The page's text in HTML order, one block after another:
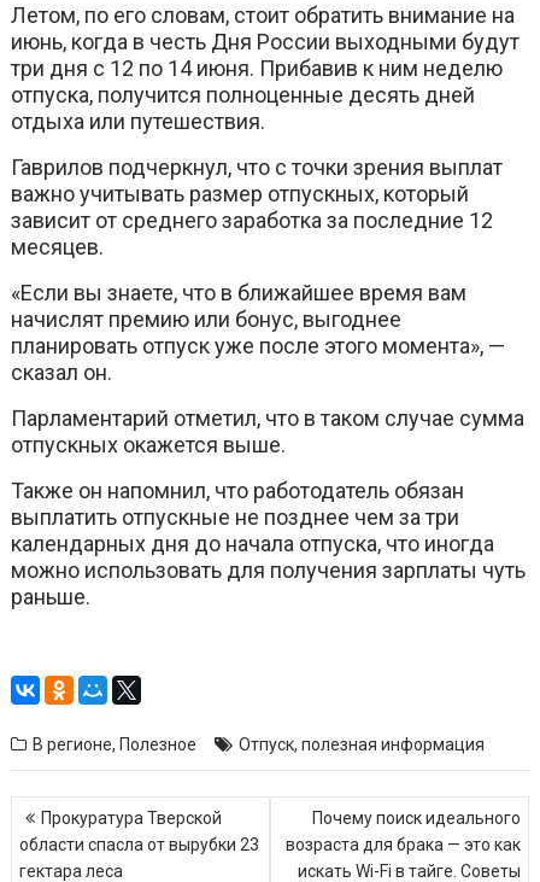
Летом, по его словам, стоит обратить внимание на
июнь, когда в честь Дня России выходными будут
три дня с 12 по 14 июня. Прибавив к ним неделю
отпуска, получится полноценные десять дней
отдыха или путешествия.
Гаврилов подчеркнул, что с точки зрения выплат
важно учитывать размер отпускных, который
зависит от среднего заработка за последние 12
месяцев.
«Если вы знаете, что в ближайшее время вам
начислят премию или бонус, выгоднее
планировать отпуск уже после этого момента», —
сказал он.
Парламентарий отметил, что в таком случае сумма
отпускных окажется выше.
Также он напомнил, что работодатель обязан
выплатить отпускные не позднее чем за три
календарных дня до начала отпуска, что иногда
можно использовать для получения зарплаты чуть
раньше.
В регионе, Полезное Отпуск,полезная информация
Навигация
по
записям
Прокуратура Тверской
области спасла от вырубки 23
гектара леса
Почему поиск идеального
возраста для брака — это как
искать Wi-Fi в тайге. Советы